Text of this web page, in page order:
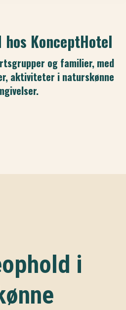
hos KonceptHotel
og familier, med
aktiviteter i naturskønne
i